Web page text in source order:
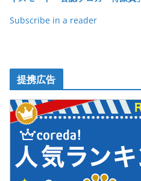
Subscribe in a reader
提携広告